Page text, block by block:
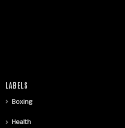
LABELS
Boxing
Health